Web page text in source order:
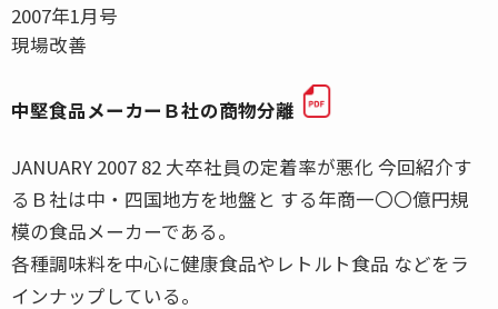
2007年1月号
現場改善
中堅食品メーカーＢ社の商物分離
JANUARY 2007 82 大卒社員の定着率が悪化 今回紹介す
るＢ社は中・四国地方を地盤と する年商一〇〇億円規
模の食品メーカーである。
各種調味料を中心に健康食品やレトルト食品 などをラ
インナップしている。